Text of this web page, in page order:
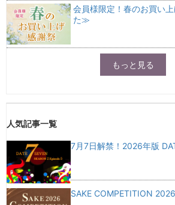
会員様限定！春のお買い
た≫
もっと見る
人気記事一覧
7月7日解禁！2026年版
SAKE COMPETITION